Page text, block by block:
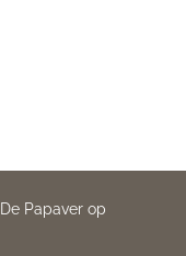
Papaver op